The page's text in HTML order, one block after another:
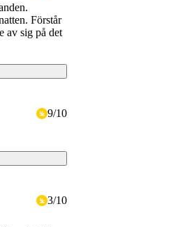
Förstår
av sig på det
9/10
3/10